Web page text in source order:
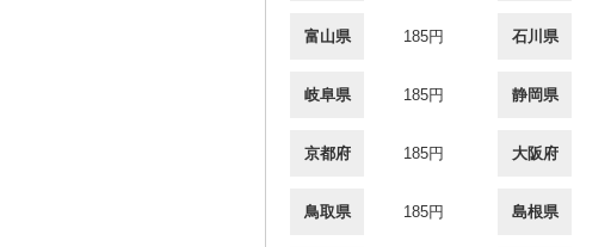
富山県 185円 石川県
岐阜県 185円 静岡県
京都府 185円 大阪府
鳥取県 185円 島根県